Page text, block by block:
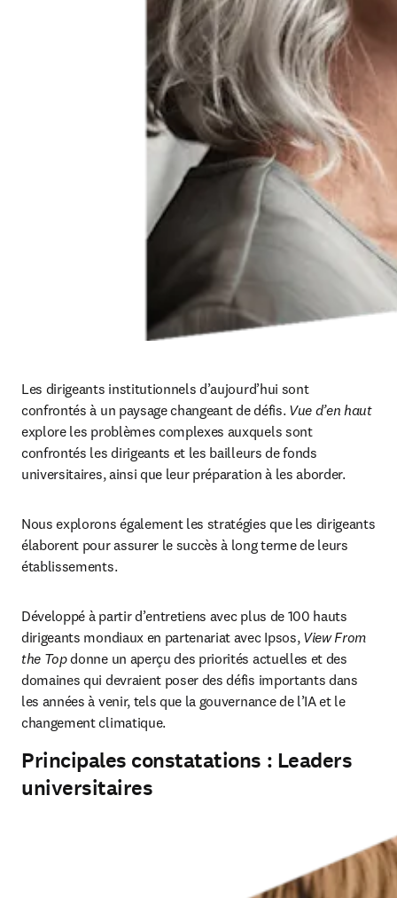
Les dirigeants institutionnels d’aujourd’hui sont
confrontés à un paysage changeant de défis.
Vue d’en haut
explore les problèmes complexes auxquels sont
confrontés les dirigeants et les bailleurs de fonds
universitaires, ainsi que leur préparation à les aborder.
Nous explorons également les stratégies que les dirigeants
élaborent pour assurer le succès à long terme de leurs
établissements.
Développé à partir d’entretiens avec plus de 100 hauts
dirigeants mondiaux en partenariat avec Ipsos, View From
the Top donne un aperçu des priorités actuelles et des
domaines qui devraient poser des défis importants dans
les années à venir, tels que la gouvernance de l’IA et le
changement climatique.
Principales constatations : Leaders
universitaires